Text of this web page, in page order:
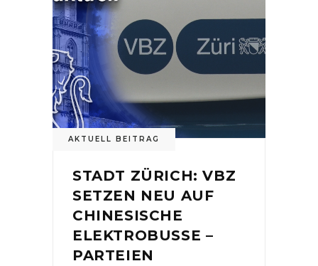
AKTUELL BEITRAG
STADT ZÜRICH: VBZ
SETZEN NEU AUF
CHINESISCHE
ELEKTROBUSSE –
PARTEIEN